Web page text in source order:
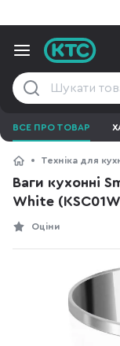
ВСЕ ПРО ТОВАР
Техніка для
Ваги кухонні
White
Оціни